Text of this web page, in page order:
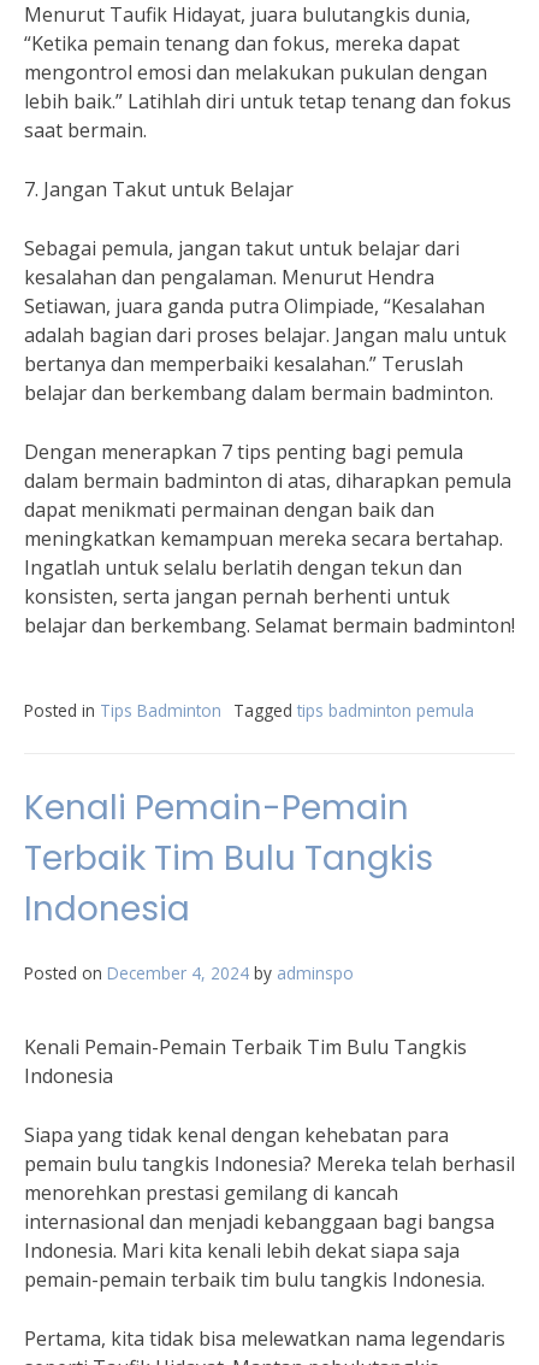
Menurut Taufik Hidayat, juara bulutangkis dunia,
“Ketika pemain tenang dan fokus, mereka dapat
mengontrol emosi dan melakukan pukulan dengan
lebih baik.” Latihlah diri untuk tetap tenang dan fokus
saat bermain.
7. Jangan Takut untuk Belajar
Sebagai pemula, jangan takut untuk belajar dari
kesalahan dan pengalaman. Menurut Hendra
Setiawan, juara ganda putra Olimpiade, “Kesalahan
adalah bagian dari proses belajar. Jangan malu untuk
bertanya dan memperbaiki kesalahan.” Teruslah
belajar dan berkembang dalam bermain badminton.
Dengan menerapkan 7 tips penting bagi pemula
dalam bermain badminton di atas, diharapkan pemula
dapat menikmati permainan dengan baik dan
meningkatkan kemampuan mereka secara bertahap.
Ingatlah untuk selalu berlatih dengan tekun dan
konsisten, serta jangan pernah berhenti untuk
belajar dan berkembang. Selamat bermain badminton!
Posted in Tips Badminton Tagged tips badminton pemula
Kenali Pemain-Pemain
Terbaik Tim Bulu Tangkis
Indonesia
Posted on December 4, 2024 by adminspo
Kenali Pemain-Pemain Terbaik Tim Bulu Tangkis
Indonesia
Siapa yang tidak kenal dengan kehebatan para
pemain bulu tangkis Indonesia? Mereka telah berhasil
menorehkan prestasi gemilang di kancah
internasional dan menjadi kebanggaan bagi bangsa
Indonesia. Mari kita kenali lebih dekat siapa saja
pemain-pemain terbaik tim bulu tangkis Indonesia.
Pertama, kita tidak bisa melewatkan nama legendaris